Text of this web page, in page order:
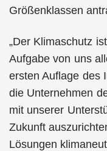
Größenklassen
„Der Klimaschutz
Aufgabe von uns
ersten Auflage des
die Unternehmen
mit unserer
Zukunft
Lösungen